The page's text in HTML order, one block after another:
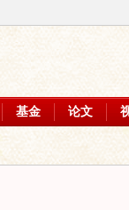
基金 论文